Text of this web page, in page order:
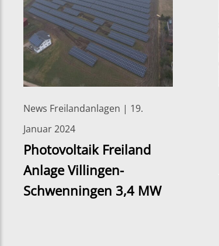
News Freilandanlagen | 19.
Januar 2024
Photovoltaik Freiland
Anlage Villingen-
Schwenningen 3,4 MW